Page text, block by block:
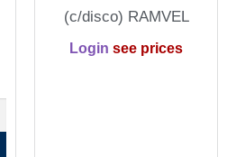
(c/disco) RAMVEL
Login see prices